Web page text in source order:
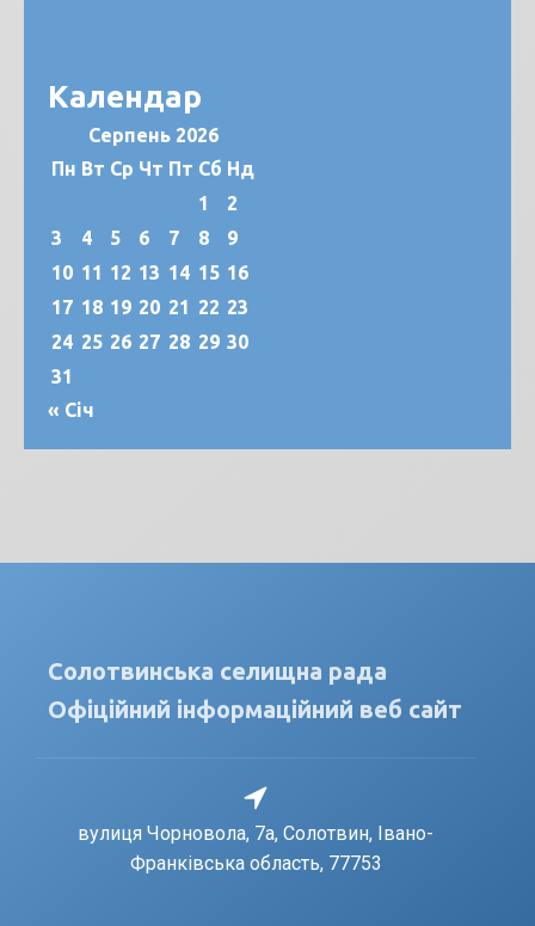
Календар
Серпень 2026
Пн Вт Ср Чт Пт Сб Нд
1
2
3
4 5 6 7 8
9
10 11 12 13 14 15 16
17 18 19 20 21 22 23
24 25 26 27 28 29 30
31
« Січ
Солотвинська селищна рада
Офіційний інформаційний веб сайт
вулиця Чорновола, 7a, Солотвин, Івано-
Франківська область, 77753